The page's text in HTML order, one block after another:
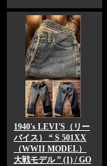
1940's LEVI'S（リー
バイス） “ S 501XX
（WWII MODEL）
大戦モデル ” (1) / GO